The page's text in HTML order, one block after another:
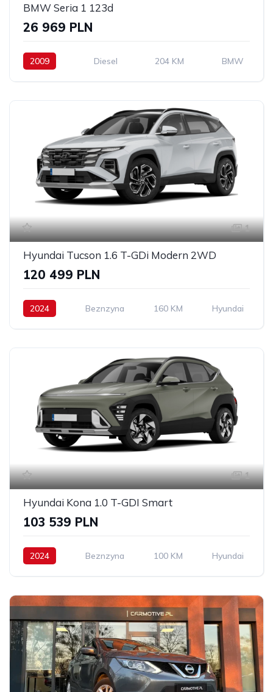
BMW Seria 1 123d
26 969 PLN
2009 Diesel 204 KM BMW
1
Hyundai Tucson 1.6 T-GDi Modern 2WD
120 499 PLN
2024 Beznzyna 160 KM Hyundai
1
Hyundai Kona 1.0 T-GDI Smart
103 539 PLN
2024 Beznzyna 100 KM Hyundai